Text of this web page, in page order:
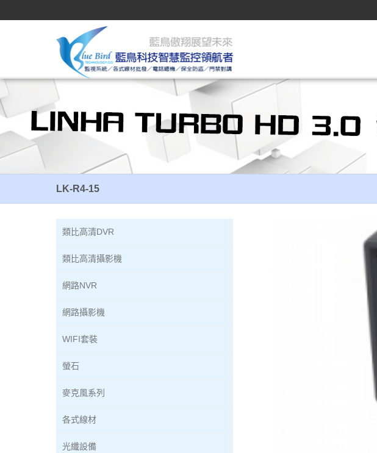
LK-R4-15
類比高清DVR
類比高清攝影機
網路NVR
網路攝影機
WIFI套裝
螢石
麥克風系列
各式線材
光纖設備